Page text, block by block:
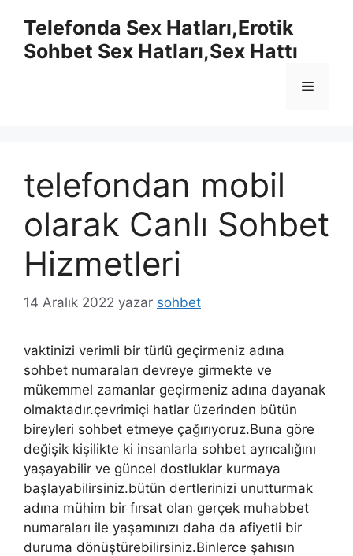
Telefonda Sex Hatları,Erotik
Sohbet Sex Hatları,Sex Hattı
Menü
telefondan mobil
olarak Canlı Sohbet
Hizmetleri
14 Aralık 2022 yazar sohbet
vaktinizi verimli bir türlü geçirmeniz adına
sohbet numaraları devreye girmekte ve
mükemmel zamanlar geçirmeniz adına dayanak
olmaktadır.çevrimiçi hatlar üzerinden bütün
bireyleri sohbet etmeye çağırıyoruz.Buna göre
değişik kişilikte ki insanlarla sohbet ayrıcalığını
yaşayabilir ve güncel dostluklar kurmaya
başlayabilirsiniz.bütün dertlerinizi unutturmak
adına mühim bir fırsat olan gerçek muhabbet
numaraları ile yaşamınızı daha da afiyetli bir
duruma dönüştürebilirsiniz.Binlerce şahısın